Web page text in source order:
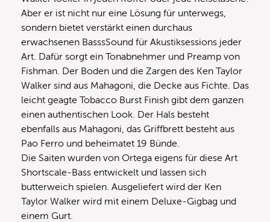
Aber er ist nicht nur eine Lösung für unterwegs,
sondern bietet verstärkt einen durchaus
erwachsenen BasssSound für Akustiksessions jeder
Art. Dafür sorgt ein Tonabnehmer und Preamp von
Fishman. Der Boden und die Zargen des Ken Taylor
Walker sind aus Mahagoni, die Decke aus Fichte. Das
leicht geagte Tobacco Burst Finish gibt dem ganzen
einen authentischen Look. Der Hals besteht
ebenfalls aus Mahagoni, das Griffbrett besteht aus
Pao Ferro und beheimatet 19 Bünde.
Die Saiten wurden von Ortega eigens für diese Art
Shortscale-Bass entwickelt und lassen sich
butterweich spielen. Ausgeliefert wird der Ken
Taylor Walker wird mit einem Deluxe-Gigbag und
einem Gurt.